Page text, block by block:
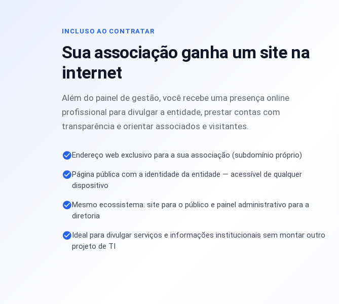
INCLUSO AO CONTRATAR
Sua associação ganha um site na
internet
Além do painel de gestão, você recebe uma presença online
profissional para divulgar a entidade, prestar contas com
transparência e orientar associados e visitantes.
Endereço web exclusivo para a sua associação (subdomínio próprio)
Página pública com a identidade da entidade — acessível de qualquer
dispositivo
Mesmo ecossistema: site para o público e painel administrativo para a
diretoria
Ideal para divulgar serviços e informações institucionais sem montar outro
projeto de TI